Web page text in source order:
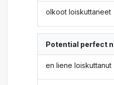
olkoot loiskuttaneet
Potential perfect
en liene loiskuttanut